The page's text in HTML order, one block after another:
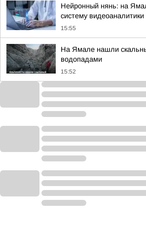
Нейронный нянь: на
систему видеоаналитики
15:55
На Ямале нашли
водопадами
15:52